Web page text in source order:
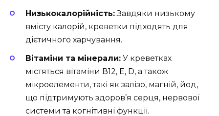
Низькокалорійність:Завдяки низькому
вмісту калорій, креветки підходять для
дієтичного харчування.
Вітаміни та мінерали: У креветках
містяться вітаміни В12, Е, D, а також
мікроелементи, такі як залізо, магній, йод,
що підтримують здоров’я серця, нервової
системи та когнітивні функції.